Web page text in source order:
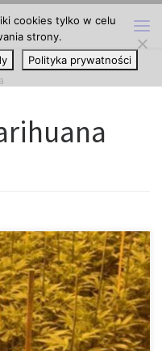
podejrzanych zaraz po
ponad 390.000
marihuana”, znana
prowadzonego przez
cookies tylko w celu
strony.
Polityka prywatności